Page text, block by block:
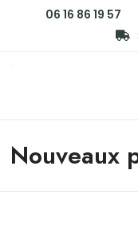
06 16 86 19 57
Nouveaux